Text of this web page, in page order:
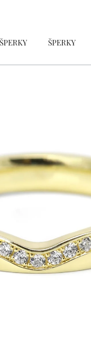
ŠPERKY